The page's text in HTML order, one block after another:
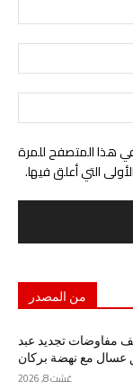
هذا المتصفح للمرة
الأولى التي أعلق فيها.
من المصدر
مفاوضات تجديد عبد
عسال مع نهضة بركان
غشت 8, 2026